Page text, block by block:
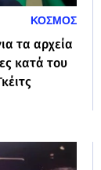
ΚΟΣΜΟΣ
τα αρχεία
κατά του